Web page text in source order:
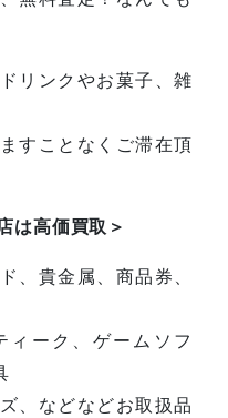
リンクやお菓子、雑
すことなくご滞在頂
は高価買取＞
、貴金属、商品券、
ィーク、ゲームソフ
、などなどお取扱品